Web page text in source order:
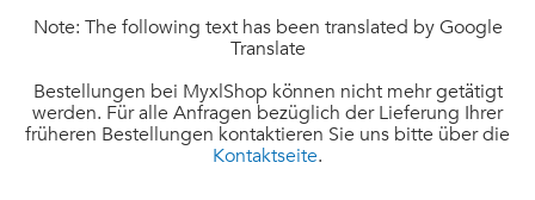
Note: The following text has been translated by Google
Translate
Bestellungen bei MyxlShop können nicht mehr getätigt
werden. Für alle Anfragen bezüglich der Lieferung Ihrer
früheren Bestellungen kontaktieren Sie uns bitte über die
Kontaktseite.